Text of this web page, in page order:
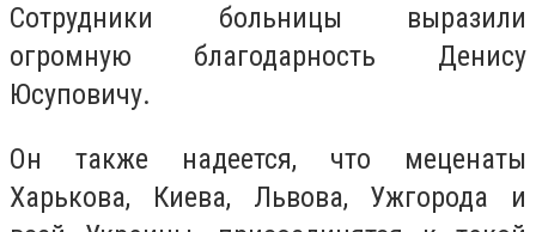
Сотрудники больницы выразили
огромную благодарность Денису
Юсуповичу.
Он также надеется, что меценаты
Харькова, Киева, Львова, Ужгорода и